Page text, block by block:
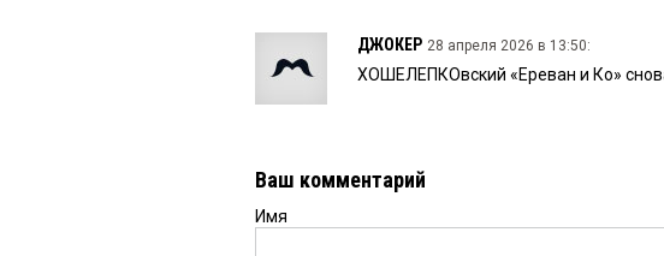
ДЖОКЕР 28 апреля 2026 в 13:50:
ХОШЕЛЕПКОвский «Ереван и Ко»
Ваш комментарий
Имя